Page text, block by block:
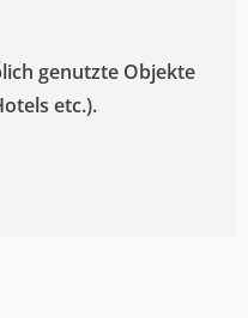
genutzte Objekte
etc.).